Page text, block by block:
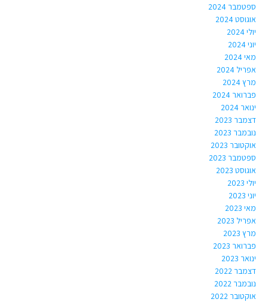
ספטמבר 2024
אוגוסט 2024
יולי 2024
יוני 2024
מאי 2024
אפריל 2024
מרץ 2024
פברואר 2024
ינואר 2024
דצמבר 2023
נובמבר 2023
אוקטובר 2023
ספטמבר 2023
אוגוסט 2023
יולי 2023
יוני 2023
מאי 2023
אפריל 2023
מרץ 2023
פברואר 2023
ינואר 2023
דצמבר 2022
נובמבר 2022
אוקטובר 2022